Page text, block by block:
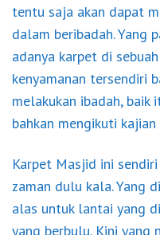
tentu saja akan dapat
dalam beribadah. Yang
adanya karpet di
kenyamanan tersendiri
melakukan ibadah,
bahkan mengikuti
Karpet Masjid ini
zaman dulu kala. Yang
alas untuk lantai yang
yang berbulu. Kini yang